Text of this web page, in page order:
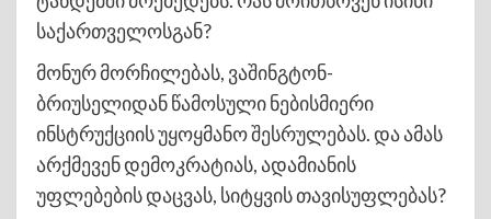
საქართველოსგან?
მონურ მორჩილებას, ვაშინგტონ-
ბრიუსელიდან წამოსული ნებისმიერი
ინსტრუქციის უყოყმანო შესრულებას. და ამას
არქმევენ დემოკრატიას, ადამიანის
უფლებების დაცვას, სიტყვის თავისუფლებას?